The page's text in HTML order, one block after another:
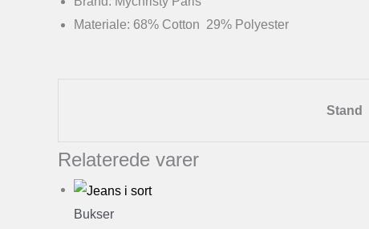
Materiale: 68% Cotton 29% Polyester
Stand
Relaterede varer
Bukser